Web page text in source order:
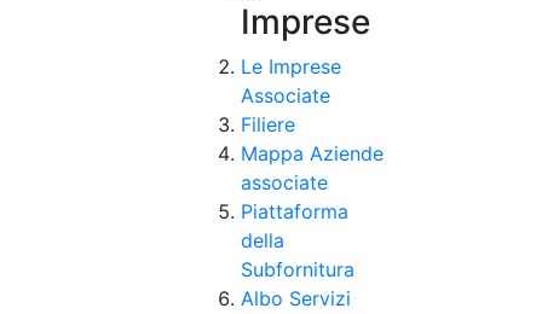
Imprese
Le Imprese
Associate
Filiere
Mappa Aziende
associate
Piattaforma
della
Subfornitura
Albo Servizi